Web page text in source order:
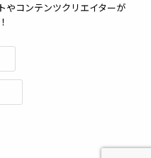
やコンテンツクリエイターが